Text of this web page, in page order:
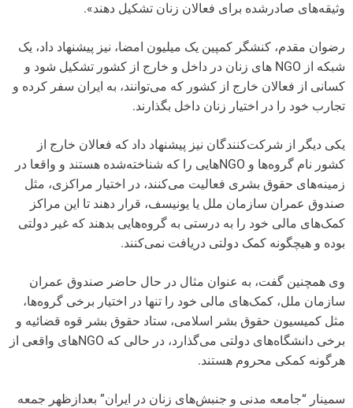
وثیقه‌های صادرشده برای فعالان زنان تشکیل دهند».
رضوان مقدم، کنشگر کمپین یک میلیون امضا، نیز پیشنهاد داد، یک
شبکه از NGO های زنان در داخل و خارج از کشور تشکیل شود و
کسانی از فعالان خارج از کشور که می‌توانند، به ایران سفر کرده و
تجارب خود را در اختیار زنان داخل بگذارند.
یکی دیگر از شرکت‌کنندگان نیز پیشنهاد داد که فعالان خارج از
کشور نام گروه‌ها و NGOهایی را که شناخته‌شده هستند و واقعا در
زمینه‌های حقوق بشری فعالیت می‌کنند، در اختیار مراکزی، مثل
صندوق عمران سازمان ملل یا یونیسف، قرار دهند تا این مراکز
کمک‌های مالی خود را به درستی به گروه‌هایی بدهند که غیر دولتی
بوده و هیچگونه کمک دولتی دریافت نمی‌کنند.
وی همچنین گفت، به عنوان مثال در حال حاضر صندوق عمران
سازمان ملل، کمک‌های مالی خود را تنها در اختیار برخی گروه‌ها،
مثل کمیسیون حقوق بشر اسلامی، ستاد حقوق بشر قوه قضائیه و
برخی دانشگاه‌های دولتی می‌گذارد، در حالی که NGO‌های واقعی از
هرگونه کمکی محروم هستند.
سمینار “جامعه مدنی و جنبش‌های زنان در ایران” بعدازظهر جمعه